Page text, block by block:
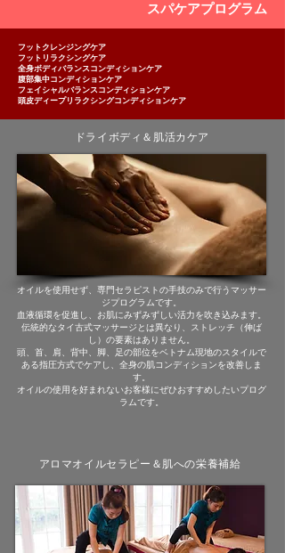
スパケアプログラム
フットクレンジングケア
フットリラクシングケア
全身ボディバランスコンディションケア
腹部集中コンディションケア
フェイシャルバランスコンディションケア
頭皮ディープリラクシングコンディションケア
ドライボディ＆肌活カケア
オイルを使用せず、専門セラピストの手技のみで行うマッサー
ジプログラムです。
血液循環を促進し、お肌にみずみずしい活力を吹き込みます。
伝統的なタイ古式マッサージとは異なり、ストレッチ（伸ば
し）の要素はありません。
頭、首、肩、背中、脚、足の部位をベトナム現地のスタイルで
ある指圧方式でケアし、全身の肌コンディションを改善しま
す。
オイルの使用を好まれないお客様にぜひおすすめしたいプログ
ラムです。
アロマオイルセラピー＆肌への栄養補給